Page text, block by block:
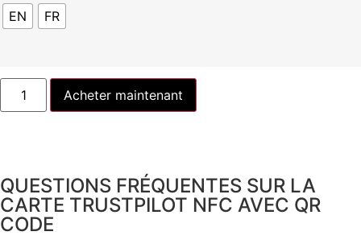
EN FR
Acheter maintenant
QUESTIONS FRÉQUENTES SUR LA
CARTE TRUSTPILOT NFC AVEC QR
CODE